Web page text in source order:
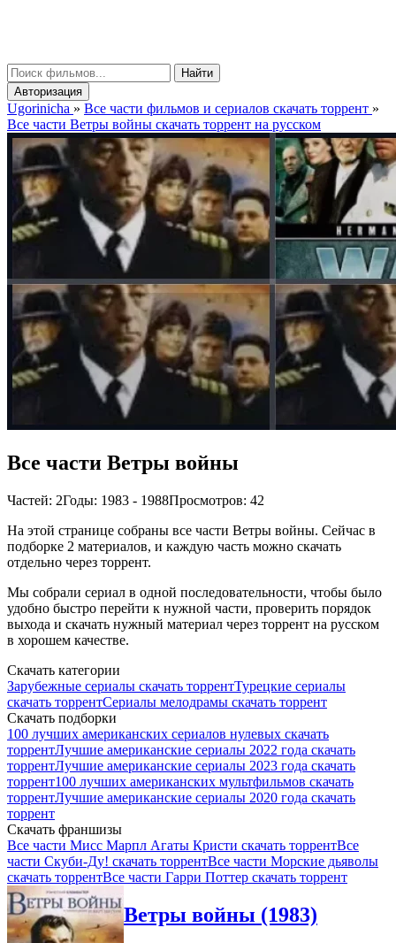
Найти
Авторизация
Ugorinicha » Все части фильмов и сериалов скачать торрент »
Все части Ветры войны скачать торрент на русском
Все части Ветры войны
Частей: 2Годы: 1983 - 1988Просмотров: 42
На этой странице собраны все части Ветры войны. Сейчас в
подборке 2 материалов, и каждую часть можно скачать
отдельно через торрент.
Мы собрали сериал в одной последовательности, чтобы было
удобно быстро перейти к нужной части, проверить порядок
выхода и скачать нужный материал через торрент на русском
в хорошем качестве.
Скачать категории
Зарубежные сериалы скачать торрентТурецкие сериалы
скачать торрентСериалы мелодрамы скачать торрент
Скачать подборки
100 лучших американских сериалов нулевых скачать
торрентЛучшие американские сериалы 2022 года скачать
торрентЛучшие американские сериалы 2023 года скачать
торрент100 лучших американских мультфильмов скачать
торрентЛучшие американские сериалы 2020 года скачать
торрент
Скачать франшизы
Все части Мисс Марпл Агаты Кристи скачать торрентВсе
части Скуби-Ду! скачать торрентВсе части Морские дьяволы
скачать торрентВсе части Гарри Поттер скачать торрент
Ветры войны (1983)